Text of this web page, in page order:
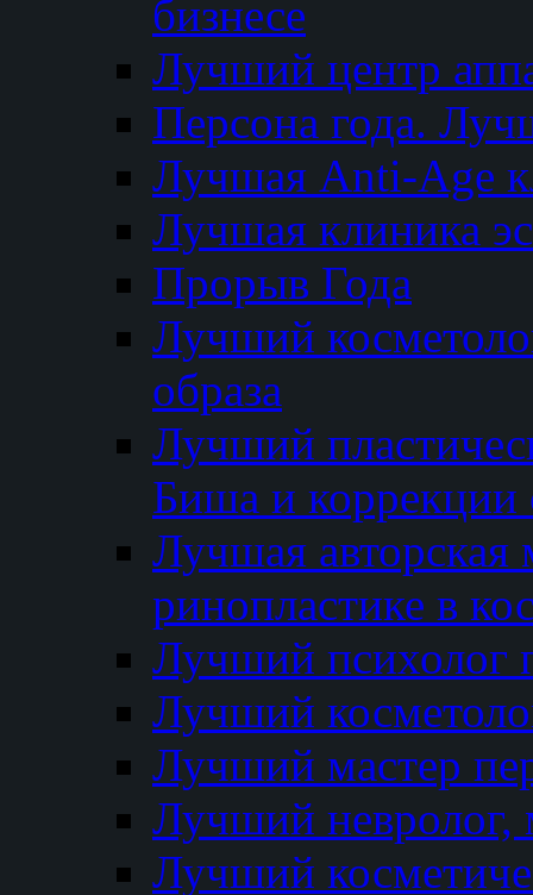
бизнесе
Лучший центр
Персона года.
Лучшая Anti-Age
Лучшая клиника
Прорыв Года
Лучший
образа
Лучший
Биша и коррекции
Лучшая авторская
ринопластике в
Лучший психолог
Лучший
Лучший мастер
Лучший невролог,
Лучший